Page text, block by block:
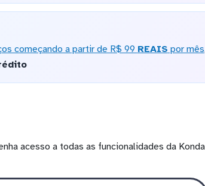
começando a partir de R$ 99 REAIS por mês
acesso a todas as funcionalidades da